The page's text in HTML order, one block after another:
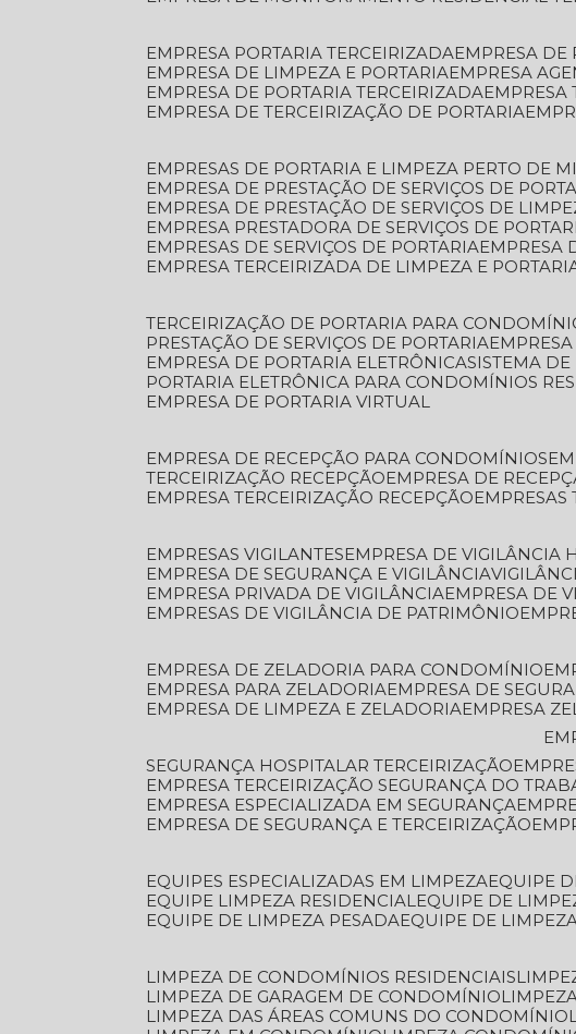
EMPRESA PORTARIA TERCEIRIZADA
EMPRESA
EMPRESA DE LIMPEZA E PORTARIA
EMPRESA
EMPRESA DE PORTARIA TERCEIRIZADA
EMPRESA DE TERCEIRIZAÇÃO DE PORTARIA
EMPRESAS DE PORTARIA E LIMPEZA PERTO DE
EMPRESA DE PRESTAÇÃO DE SERVIÇOS DE
EMPRESA DE PRESTAÇÃO DE SERVIÇOS DE
EMPRESA PRESTADORA DE SERVIÇOS DE
EMPRESAS DE SERVIÇOS DE PORTARIA
EMPRESA TERCEIRIZADA DE LIMPEZA E
TERCEIRIZAÇÃO DE PORTARIA PARA
PRESTAÇÃO DE SERVIÇOS DE PORTARIA
EMPRESA DE PORTARIA ELETRÔNICA SISTEMA
PORTARIA ELETRÔNICA PARA CONDOMÍNIOS
EMPRESA DE PORTARIA VIRTUAL
EMPRESA DE RECEPÇÃO PARA CONDOMÍNIOS
TERCEIRIZAÇÃO RECEPÇÃO
EMPRESA DE
EMPRESA TERCEIRIZAÇÃO RECEPÇÃO
EMPRESAS VIGILANTES
EMPRESA DE VIGILÂNCIA
EMPRESA DE SEGURANÇA E VIGILÂNCIA
EMPRESA PRIVADA DE VIGILÂNCIA
EMPRESA DE
EMPRESAS DE VIGILÂNCIA DE PATRIMÔNIO
EMPRESA DE ZELADORIA PARA CONDOMÍNIO
EMPRESA PARA ZELADORIA
EMPRESA DE
EMPRESA DE LIMPEZA E ZELADORIA
EMPRESA
SEGURANÇA HOSPITALAR TERCEIRIZAÇÃO
EMPRESA TERCEIRIZAÇÃO SEGURANÇA DO
EMPRESA ESPECIALIZADA EM SEGURANÇA
EMPRESA DE SEGURANÇA E TERCEIRIZAÇÃO
EQUIPES ESPECIALIZADAS EM LIMPEZA EQUIPE
EQUIPE LIMPEZA RESIDENCIAL EQUIPE DE
EQUIPE DE LIMPEZA PESADA EQUIPE DE
LIMPEZA DE CONDOMÍNIOS RESIDENCIAIS
LIMPEZA DE GARAGEM DE CONDOMÍNIO
LIMPEZA DAS ÁREAS COMUNS DO CONDOMÍNIO